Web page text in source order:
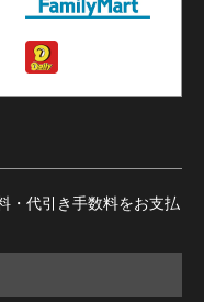
・代引き手数料をお支払